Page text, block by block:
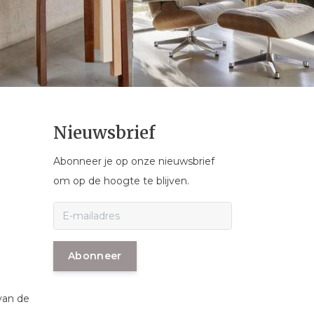
de
Nieuwsbrief
Abonneer je op onze nieuwsbrief
om op de hoogte te blijven.
Abonneer